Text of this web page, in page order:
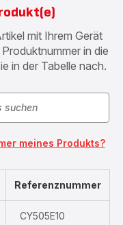
mit Ihrem Gerät
in die
in der Tabelle nach.
meines Produkts?
Referenznummer
CY505E10